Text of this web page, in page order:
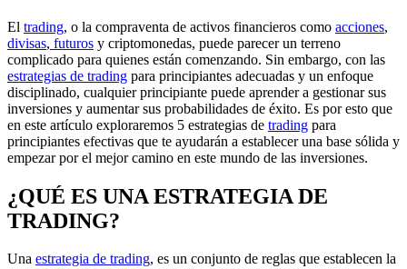
El trading, o la compraventa de activos financieros como acciones,
divisas, futuros y criptomonedas, puede parecer un terreno
complicado para quienes están comenzando. Sin embargo, con las
estrategias de trading para principiantes adecuadas y un enfoque
disciplinado, cualquier principiante puede aprender a gestionar sus
inversiones y aumentar sus probabilidades de éxito. Es por esto que
en este artículo exploraremos 5 estrategias de trading para
principiantes efectivas que te ayudarán a establecer una base sólida y
empezar por el mejor camino en este mundo de las inversiones.
¿QUÉ ES UNA ESTRATEGIA DE
TRADING?
Una estrategia de trading, es un conjunto de reglas que establecen la